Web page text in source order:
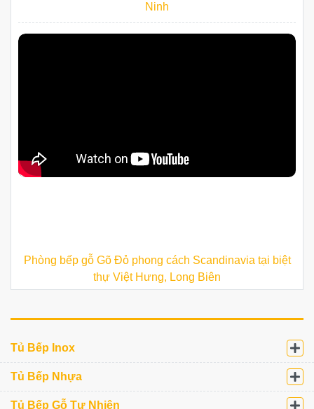
Ninh
Phòng bếp gỗ Gõ Đỏ phong cách Scandinavia tại biệt
thự Việt Hưng, Long Biên
Tủ Bếp Inox
Tủ Bếp Nhựa
Tủ Bếp Gỗ Tự Nhiên